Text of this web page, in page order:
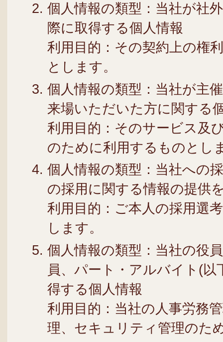
個人情報の類型：当社が社
際に取得する個人情報
利用目的：その契約上の権
とします。
個人情報の類型：当社が主
来場いただいた方に関する
利用目的：そのサービス及
のために利用するものとし
個人情報の類型：当社への
の採用に関する情報の提供
利用目的：ご本人の採用選
します。
個人情報の類型：当社の役
員、パート・アルバイト(
得する個人情報
利用目的：当社の人事労務
理、セキュリティ管理のた